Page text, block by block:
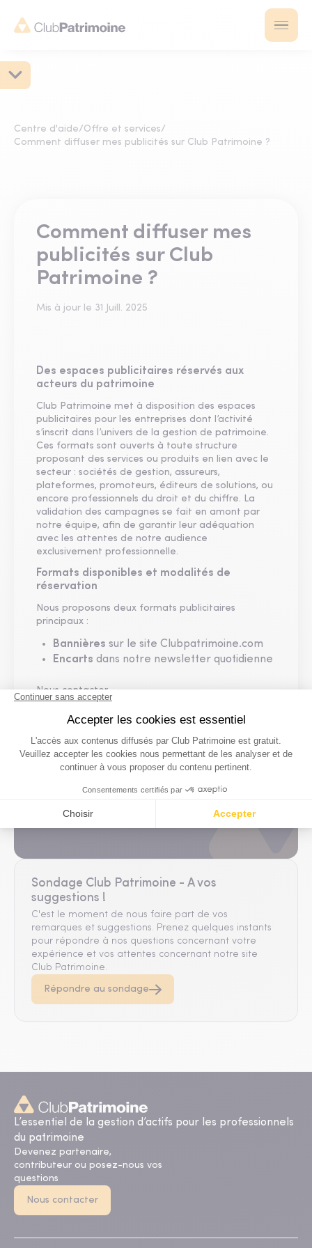
Centre d'aide/Offre et services/
Comment diffuser mes publicités sur Club Patrimoine ?
Comment diffuser mes
publicités sur Club
Patrimoine ?
Mis à jour le 31 Juill. 2025
Des espaces publicitaires réservés aux
acteurs du patrimoine
Club Patrimoine met à disposition des espaces
publicitaires pour les entreprises dont l’activité
s’inscrit dans l’univers de la gestion de patrimoine.
Ces formats sont ouverts à toute structure
proposant des services ou produits en lien avec le
secteur : sociétés de gestion, assureurs,
plateformes, promoteurs, éditeurs de solutions, ou
encore professionnels du droit et du chiffre. La
validation des campagnes se fait en amont par
notre équipe, afin de garantir leur adéquation
avec les attentes de notre audience
exclusivement professionnelle.
Formats disponibles et modalités de
réservation
Nous proposons deux formats publicitaires
principaux :
Bannières sur le site Clubpatrimoine.com
Encarts dans notre newsletter quotidienne
Nous contacter
Contactez notre équipe
Contactez nous
Sondage Club Patrimoine - A vos
suggestions !
C'est le moment de nous faire part de vos
remarques et suggestions. Prenez quelques instants
pour répondre à nos questions concernant votre
expérience et vos attentes concernant notre site
Club Patrimoine.
Répondre au sondage
L’essentiel de la gestion d’actifs pour les professionnels
du patrimoine
Devenez partenaire,
contributeur ou posez-nous vos
questions
Nous contacter